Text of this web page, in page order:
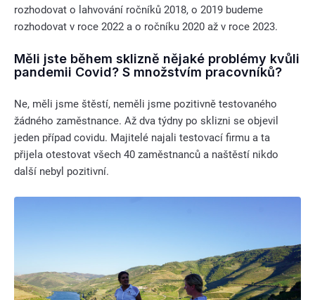
rozhodovat o lahvování ročníků 2018, o 2019 budeme
rozhodovat v roce 2022 a o ročníku 2020 až v roce 2023.
Měli jste během sklizně nějaké problémy kvůli
pandemii Covid? S množstvím pracovníků?
Ne, měli jsme štěstí, neměli jsme pozitivně testovaného
žádného zaměstnance. Až dva týdny po sklizni se objevil
jeden případ covidu. Majitelé najali testovací firmu a ta
přijela otestovat všech 40 zaměstnanců a naštěstí nikdo
další nebyl pozitivní.